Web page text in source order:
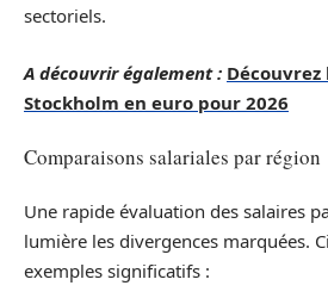
sectoriels.
A découvrir également :
Stockholm en euro pour 2026
Comparaisons salariales par région
Une rapide évaluation des salaires
lumière les divergences marquées.
exemples significatifs :